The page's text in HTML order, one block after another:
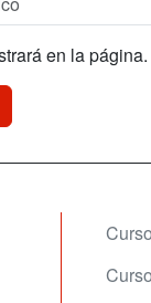
en la página.